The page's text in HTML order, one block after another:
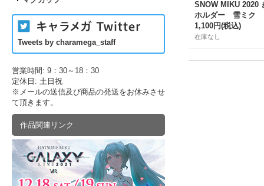
Tweets by charamega_staff
営業時間: 9：30～18：30
定休日: 土日祝
※メールの送信及び商品の発送をお休みさせ
て頂きます。
作品関連リンク
SNOW MIKU 2020
ホルダー 雪ミク
1,100円(税込)
在庫なし